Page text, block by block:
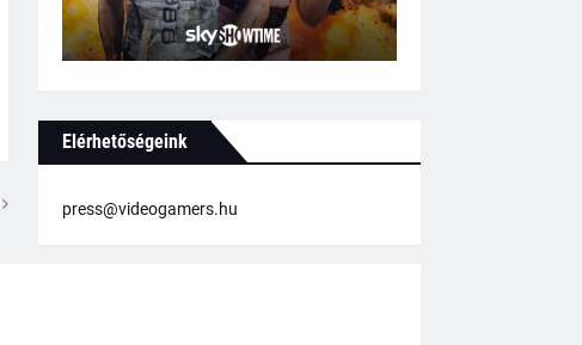
Elérhetőségeink
press@videogamers.hu